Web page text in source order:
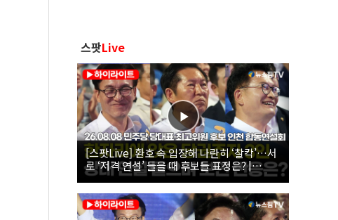
스팟Live
[스팟Live] 환호 속 입장해 나란히 ‘찰칵’…서
로 ‘저격 연설’ 들을 때 후보들 표정은? |
26.08.08 더불어민주당 당대표·최고위원 후
보 인천 합동연설회